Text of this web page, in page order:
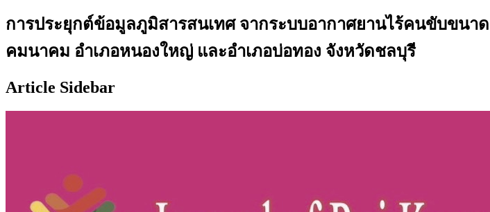
การประยุกต์ข้อมูลภูมิสารสนเทศ จากระบบอากาศยานไร้คนขับขน
คมนาคม อำเภอหนองใหญ่ และอำเภอบ่อทอง จังหวัดชลบุรี
Article Sidebar